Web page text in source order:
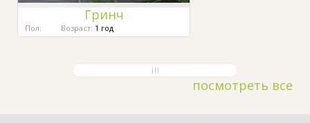
Гринч
Пол: Возраст: 1 год
посмотреть все